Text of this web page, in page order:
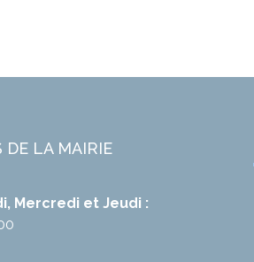
DE LA MAIRIE
Mercredi et Jeudi :